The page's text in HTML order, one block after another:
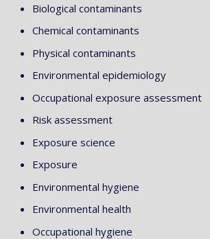
Biological contaminants
Chemical contaminants
Physical contaminants
Environmental epidemiology
Occupational exposure assessment
Risk assessment
Exposure science
Exposure
Environmental hygiene
Environmental health
Occupational hygiene